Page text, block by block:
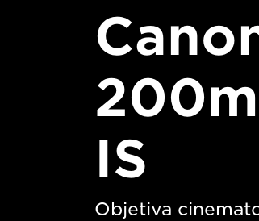
IS
Objetiva